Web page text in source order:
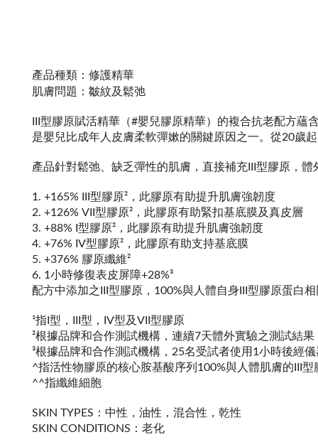
產品種類：修護精華
肌膚問題：皺紋及鬆弛
III型膠原賦活精華（#嬰兒膠原精華）的複合抗老配方
是嬰兒比成年人皮膚柔軟彈嫰的關鍵原因之一。從20歲
產品針對鬆弛、缺乏彈性的肌膚，直接補充III型膠原，體
1. +165% III型膠原²，此膠原有助提升肌膚強韌度
2. +126% VII型膠原²，此膠原有助緊扣基底膜及真皮層
3. +88% I型膠原²，此膠原有助提升肌膚強韌度
4. +76% IV型膠原²，此膠原有助支持基底膜
5. +376% 膠原纖維²
6. 1小時修復表皮屏障+28%³
配方中添加之III型膠原，100%與人體自身III型膠原蛋白
¹指I型，III型，IV型及VII型膠原
²根據品牌和合作測試機構，連續7天體外實驗之測試結
³根據品牌和合作測試機構，25名受試者使用1小時後經
^指活性物膠原的核心胺基酸序列100%與人體肌膚的III
^^指纖維細胞
SKIN TYPES：中性，油性，混合性，乾性
SKIN CONDITIONS：老化